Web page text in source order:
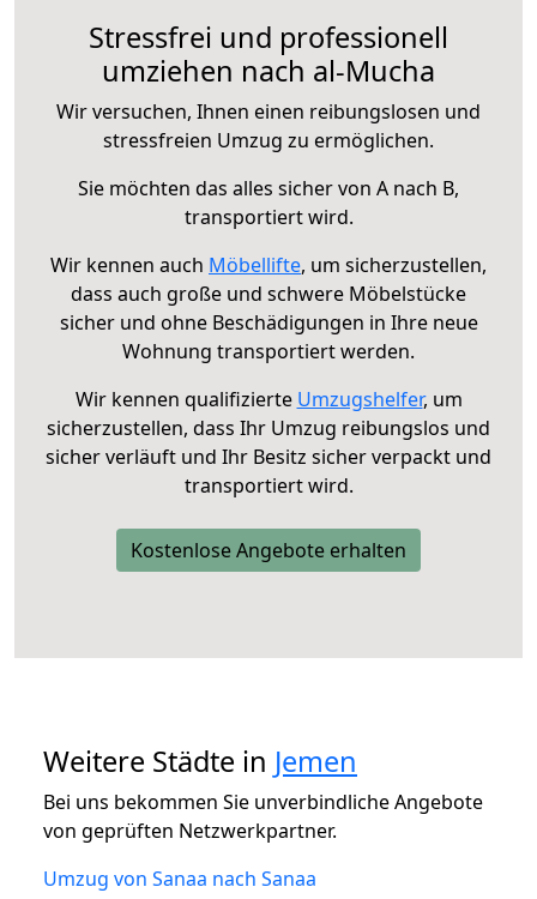
Stressfrei und professionell
umziehen nach al-Mucha
Wir versuchen, Ihnen einen reibungslosen und
stressfreien Umzug zu ermöglichen.
Sie möchten das alles sicher von A nach B,
transportiert wird.
Wir kennen auch Möbellifte, um sicherzustellen,
dass auch große und schwere Möbelstücke
sicher und ohne Beschädigungen in Ihre neue
Wohnung transportiert werden.
Wir kennen qualifizierte Umzugshelfer, um
sicherzustellen, dass Ihr Umzug reibungslos und
sicher verläuft und Ihr Besitz sicher verpackt und
transportiert wird.
Kostenlose Angebote erhalten
Weitere Städte in Jemen
Bei uns bekommen Sie unverbindliche Angebote
von geprüften Netzwerkpartner.
Umzug von Sanaa nach Sanaa